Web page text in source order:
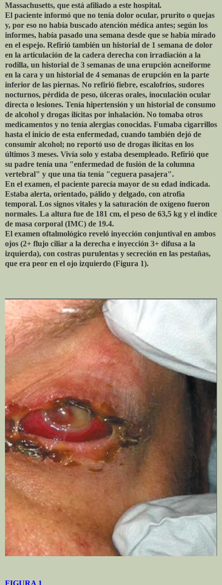
Massachusetts, que está afiliado a este hospital.
El paciente informó que no tenía dolor ocular, prurito o quejas
y, por eso no había buscado atención médica antes; según los
informes, había pasado una semana desde que se había mirado
en el espejo. Refirió también un historial de 1 semana de dolor
en la articulación de la cadera derecha con irradiación a la
rodilla, un historial de 3 semanas de una erupción acneiforme
en la cara y un historial de 4 semanas de erupción en la parte
inferior de las piernas. No refirió fiebre, escalofríos, sudores
nocturnos, pérdida de peso, úlceras orales, inoculación ocular
directa o lesiones. Tenía hipertensión y un historial de consumo
de alcohol y drogas ilícitas por inhalación. No tomaba otros
medicamentos y no tenía alergias conocidas. Fumaba cigarrillos
hasta el inicio de esta enfermedad, cuando también dejó de
consumir alcohol; no reportó uso de drogas ilícitas en los
últimos 3 meses. Vivía solo y estaba desempleado. Refirió que
su padre tenía una "enfermedad de fusión de la columna
vertebral" y que una tía tenía "ceguera pasajera".
En el examen, el paciente parecía mayor de su edad indicada.
Estaba alerta, orientado, pálido y delgado, con atrofia
temporal. Los signos vitales y la saturación de oxígeno fueron
normales. La altura fue de 181 cm, el peso de 63,5 kg y el índice
de masa corporal (IMC) de 19.4.
El examen oftalmológico reveló inyección conjuntival en ambos
ojos (2+ flujo ciliar a la derecha e inyección 3+ difusa a la
izquierda), con costras purulentas y secreción en las pestañas,
que era peor en el ojo izquierdo (Figura 1).
FIGURA 1